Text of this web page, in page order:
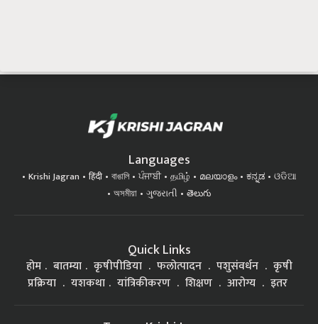
Languages
Krishi Jagran हिंदी বাঙালি ਪੰਜਾਬੀ தமிழ் മലയാളം ಕನ್ನಡ
ଓଡିଆ
অসমীয়া
ગુજરાતી తెలుగు
Quick Links
होम बातम्या कृषीपीडिया फलोत्पादन पशुसंवर्धन
कृषी
प्रक्रिया
यशकथा यांत्रिकीकरण शिक्षण आरोग्य इतर